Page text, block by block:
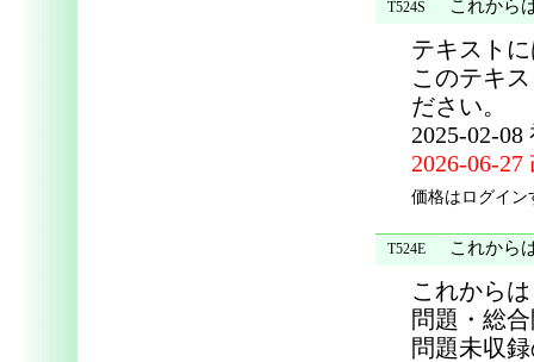
T524S これから
テキスト
このテキ
ださい。
2025-02-08
2026-06-27
価格はログイン
T524E これから
これから
問題・総
問題未収